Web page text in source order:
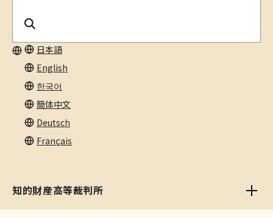
日本語
English
한국어
簡体中文
Deutsch
Français
内
検
索
知的財産高等裁判所